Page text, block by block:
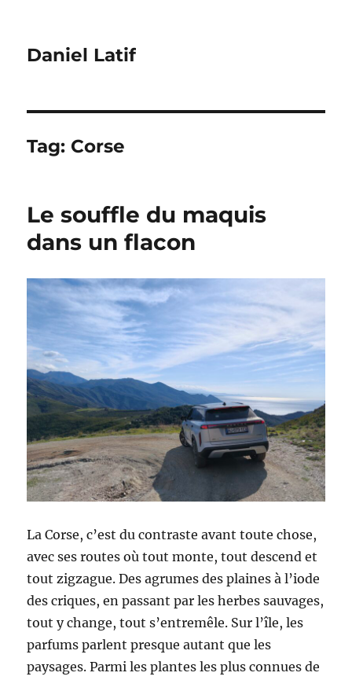
Daniel Latif
Tag: Corse
Le souffle du maquis
dans un flacon
La Corse, c’est du contraste avant toute chose,
avec ses routes où tout monte, tout descend et
tout zigzague. Des agrumes des plaines à l’iode
des criques, en passant par les herbes sauvages,
tout y change, tout s’entremêle. Sur l’île, les
parfums parlent presque autant que les
paysages. Parmi les plantes les plus connues de